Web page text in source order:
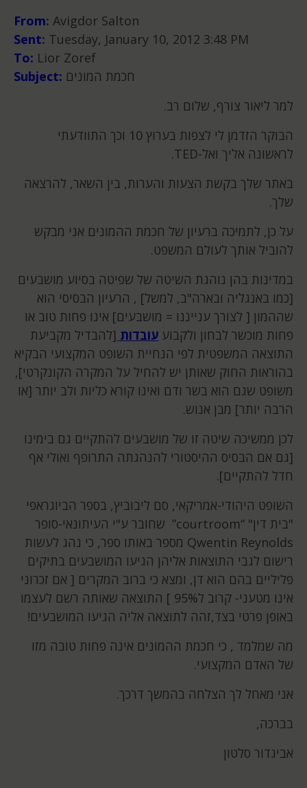
From: Avigdor Salton
Sent: Tuesday, January 10, 2012 3:48 PM
To: Lior Zoref
Subject: חכמת המונים
למר ליאור צורף, שלום רב.
הבוקר הזדמן לי לצפות בערוץ 10 וכך התוודעתי
לראשונה אליך ואל-TED.
באתר שלך בקשת הצעות והערות, בין השאר, להרצאה
שלך.
על כן, לתמיכה ברעיון של חכמת ההמונים אני מבקש
להוביל אותך לעולם המשפט.
במדינות בהן נוהגת השיטה של שפיטה בסיוע מושבעים
[כמו באנגליה ובארה"ב, למשל] , הרעיון הבסיסי הוא
שההמון [ לצורך ענייננו = מושבעים] אינו פחות טוב או
פחות מוכשר לבחון ולקבוע עובדות [להבדיל מקביעת
התוצאה המשפטית לפי הנחיית השופט המקצועי הבקיא
בהוראות החוק שאותן יש להחיל על המקרה הקונקרטי],
משופט שגם הוא בשר ודם ואינו קורא כליות ולב יותר [או
הרבה יותר] מבן אנוש.
לכן ממשיכה שיטה זו של מושבעים להתקיים גם בימינו
[גם אם הבסיס ההיסטורי להנהגתה התרופף ואולי אף
חדל להתקיים].
השופט היהודי-אמריקאי, סם ליבוביץ, בספר הביוגראפי
"בית דין" “courtroom” שחובר ע"י העיתונאי-סופר
Qwentin Reynolds מספר באותו ספר, כי נהג לעשות
רישום לגבי התוצאות אליהן הגיעו המושבעים בתיקים
פליליים בהם הוא דן, ומצא כי ברוב המקרים [ אם זכרוני
אינו מטעני- קרוב ל95% ] התוצאה שאותה רשם לעצמו
באופן פרטי בצד,זהה לתוצאה אליה הגיעו המושבעים!
מה שמלמד , כי חכמת ההמונים אינה פחות טובה מזו
של האדם המקצועי.
אני מאחל לך הצלחה בהמשך דרכך.
בברכה,
אביגדור סלטון